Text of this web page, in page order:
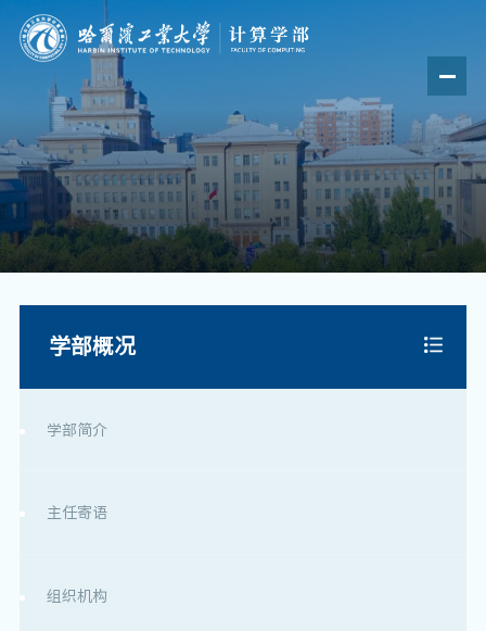
学部概况
学部简介
主任寄语
组织机构